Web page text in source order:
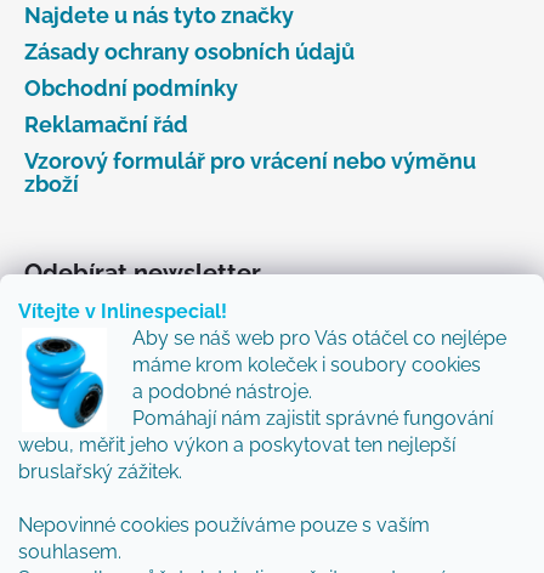
Vítejte v Inlinespecial!
Aby se náš web pro Vás otáčel co nejlépe
máme krom koleček i soubory cookies
a podobné nástroje.
Pomáhají nám zajistit správné fungování
webu, měřit jeho výkon a poskytovat ten nejlepší
bruslařský zážitek.
Nepovinné cookies používáme pouze s vaším
souhlasem.
Najdete u nás tyto značky
Zásady ochrany osobních údajů
Obchodní podmínky
Reklamační řád
Vzorový formulář pro vrácení nebo výměnu
zboží
Odebírat newsletter
Vložte svůj e-mail a my vám budeme zasílat informace
o nových produktech na našem e-shopu.
Přidejte se k nám a my Vám budeme zasílat ty nejlepší
novinky a tipy.
E-mail
Vložením e-mailu souhlasíte spodmínkami
ochrany osobních údajů